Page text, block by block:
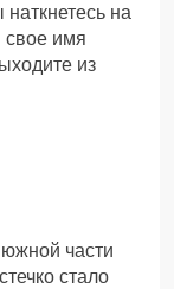
на
свое имя
из
части
стало